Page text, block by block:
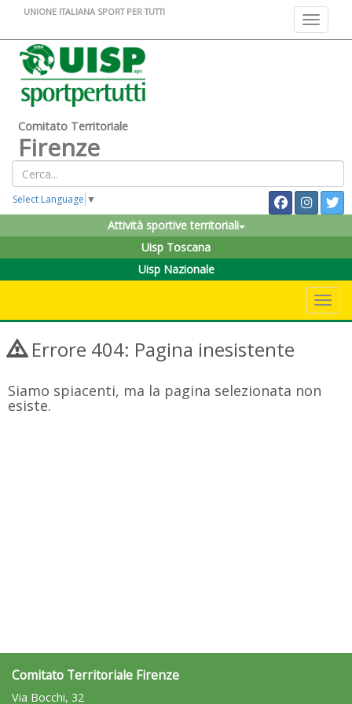
Toggle
UNIONE ITALIANA SPORT PER TUTTI
Comitato Territoriale
Firenze
Select Language ▼
Attività sportive territoriali
Uisp Toscana
Uisp Nazionale
Errore 404: Pagina inesistente
Siamo spiacenti, ma la pagina selezionata non
esiste.
Comitato Territoriale Firenze
Via Bocchi, 32